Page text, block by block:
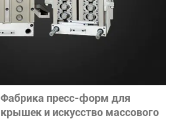
Фабрика пресс-форм для
крышек и искусство массового